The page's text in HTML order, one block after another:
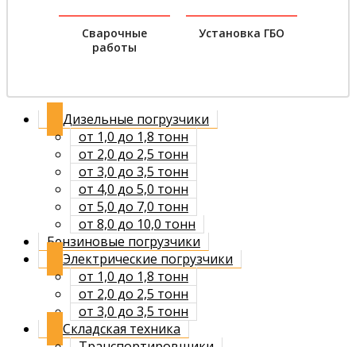
Сварочные
работы
Установка ГБО
Дизельные погрузчики
от 1,0 до 1,8 тонн
от 2,0 до 2,5 тонн
от 3,0 до 3,5 тонн
от 4,0 до 5,0 тонн
от 5,0 до 7,0 тонн
от 8,0 до 10,0 тонн
Бензиновые погрузчики
Электрические погрузчики
от 1,0 до 1,8 тонн
от 2,0 до 2,5 тонн
от 3,0 до 3,5 тонн
Складская техника